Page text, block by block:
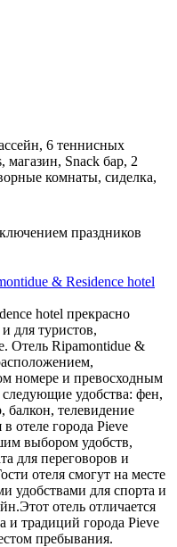
6 теннисных
магазин, Snack бар, 2
комнаты, сиделка,
праздников
& Residence hotel
hotel прекрасно
для туристов,
Отель Ripamontidue &
номере и превосходным
удобства: фен,
телевидение
отеле города Pieve
выбором удобств,
для переговоров и
отеля смогут на месте
удобствами для спорта и
отель отличается
и традиций города Pieve
пребывания.